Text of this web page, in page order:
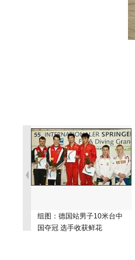
组图：德国站男子10米台中
国夺冠 选手收获鲜花